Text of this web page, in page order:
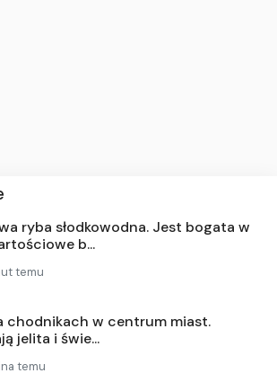
ryba słodkowodna. Jest bogata w
b...
temu
chodnikach w centrum miast.
jelita i świe...
temu